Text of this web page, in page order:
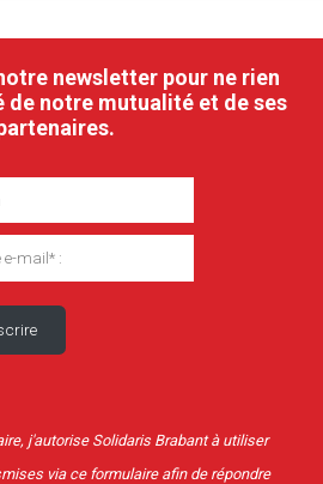
newsletter pour ne rien
notre mutualité et de ses
j'autorise Solidaris Brabant à utiliser
via ce formulaire afin de répondre